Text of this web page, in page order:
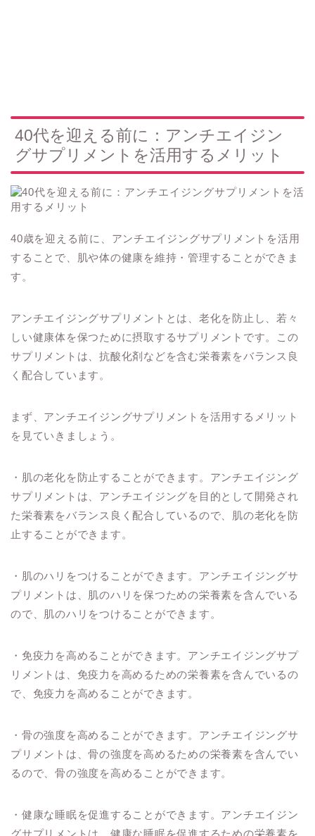
40代を迎える前に：アンチエイジン
グサプリメントを活用するメリット
40歳を迎える前に、アンチエイジングサプリメントを活用
することで、肌や体の健康を維持・管理することができま
す。
アンチエイジングサプリメントとは、老化を防止し、若々
しい健康体を保つために摂取するサプリメントです。この
サプリメントは、抗酸化剤などを含む栄養素をバランス良
く配合しています。
まず、アンチエイジングサプリメントを活用するメリット
を見ていきましょう。
・肌の老化を防止することができます。アンチエイジング
サプリメントは、アンチエイジングを目的として開発され
た栄養素をバランス良く配合しているので、肌の老化を防
止することができます。
・肌のハリをつけることができます。アンチエイジングサ
プリメントは、肌のハリを保つための栄養素を含んでいる
ので、肌のハリをつけることができます。
・免疫力を高めることができます。アンチエイジングサプ
リメントは、免疫力を高めるための栄養素を含んでいるの
で、免疫力を高めることができます。
・骨の強度を高めることができます。アンチエイジングサ
プリメントは、骨の強度を高めるための栄養素を含んでい
るので、骨の強度を高めることができます。
・健康な睡眠を促進することができます。アンチエイジン
グサプリメントは、健康な睡眠を促進するための栄養素を